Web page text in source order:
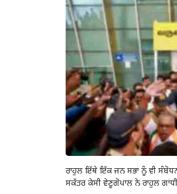
ਰਾਹੁਲ ਇੱਥੇ ਇੱਕ ਜਨ ਸਭਾ ਨੂੰ ਵੀ
ਸਕੱਤਰ ਕੇਸੀ ਵੇਣੂਗੋਪਾਲ ਨੇ ਰਾਹੁਲ